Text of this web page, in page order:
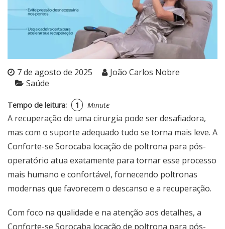
7 de agosto de 2025
João Carlos Nobre
Saúde
Tempo de leitura: 1 Minute
A recuperação de uma cirurgia pode ser desafiadora,
mas com o suporte adequado tudo se torna mais leve. A
Conforte-se Sorocaba locação de poltrona para pós-
operatório atua exatamente para tornar esse processo
mais humano e confortável, fornecendo poltronas
modernas que favorecem o descanso e a recuperação.
Com foco na qualidade e na atenção aos detalhes, a
Conforte-se Sorocaba locação de poltrona para pós-